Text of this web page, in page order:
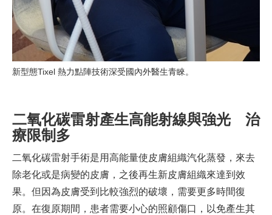
新型態Tixel 熱力點陣技術深受國內外醫生青睞。
二氧化碳雷射產生高能射線與強光 治
療限制多
二氧化碳雷射手術是用高能量使皮膚組織汽化蒸發，來去
除老化或是病變的皮膚，之後再生新皮膚組織來達到效
果。但因為皮膚受到比較強烈的破壞，需要更多時間復
原。在復原期間，患者需要小心的照顧傷口，以免產生其